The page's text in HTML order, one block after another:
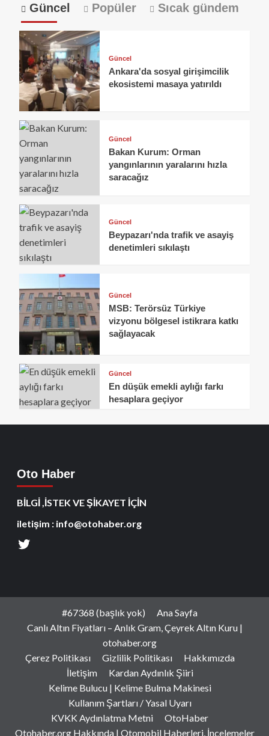
Güncel Popüler Sıcak gündem
Güncel
Ankara'da sosyal girişimcilik
ekosistemi masaya yatırıldı
Güncel
Bakan Kurum: Orman
yangınlarının yaralarını hızla
saracağız
Güncel
Beypazarı'nda trafik ve asayiş
denetimleri sıkılaştı
Güncel
MSB: Terörsüz Türkiye
vizyonu bölgesel istikrara katkı
sağlayacak
Güncel
En düşük emekli aylığı farkı
hesaplara geçiyor
Oto Haber
BİLGİ ,İSTEK VE ŞİKAYET İÇİN
iletişim : info@otohaber.org
#67368 (başlık yok)
Ana Sayfa
Canlı Altın Fiyatları – Anlık Gram, Çeyrek Altın Kuru |
otohaber.org
Çerez Politikası
Gizlilik Politikası
Hakkımızda
İletişim
Kardan Aydınlık Şiiri
Kelime Bulucu | Kelime Bulma Makinesi
Kullanım Şartları / Yasal Uyarı
KVKK Aydınlatma Metni
OtoHaber
Otohaber.org Hakkında | Otomobil Haberleri, İncelemeler